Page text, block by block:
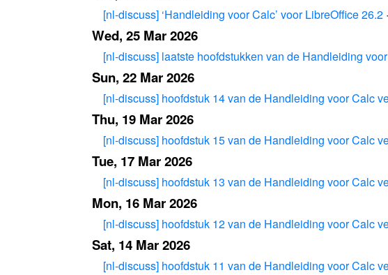
[nl-discuss] ‘Handleiding voor Calc’ voor LibreOffice 26.2 ·
Wed, 25 Mar 2026
[nl-discuss] laatste hoofdstukken van de Handleiding
Sun, 22 Mar 2026
[nl-discuss] hoofdstuk 14 van de Handleiding voor Calc
Thu, 19 Mar 2026
[nl-discuss] hoofdstuk 15 van de Handleiding voor Calc
Tue, 17 Mar 2026
[nl-discuss] hoofdstuk 13 van de Handleiding voor Calc
Mon, 16 Mar 2026
[nl-discuss] hoofdstuk 12 van de Handleiding voor Calc
Sat, 14 Mar 2026
[nl-discuss] hoofdstuk 11 van de Handleiding voor Calc